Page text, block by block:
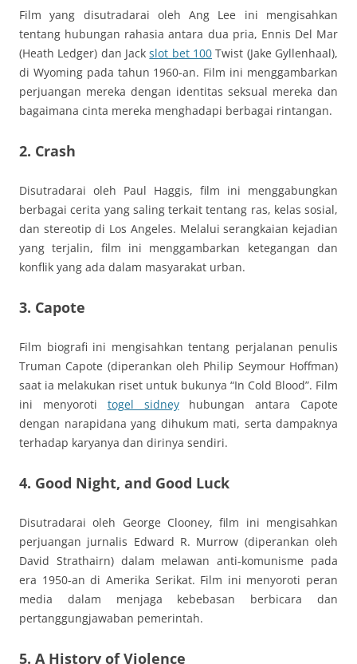
Film yang disutradarai oleh Ang Lee ini mengisahkan
tentang hubungan rahasia antara dua pria, Ennis Del Mar
(Heath Ledger) dan Jackslot bet 100 Twist (Jake Gyllenhaal),
di Wyoming pada tahun 1960-an. Film ini menggambarkan
perjuangan mereka dengan identitas seksual mereka dan
bagaimana cinta mereka menghadapi berbagai rintangan.
2. Crash
Disutradarai oleh Paul Haggis, film ini menggabungkan
berbagai cerita yang saling terkait tentang ras, kelas sosial,
dan stereotip di Los Angeles. Melalui serangkaian kejadian
yang terjalin, film ini menggambarkan ketegangan dan
konflik yang ada dalam masyarakat urban.
3. Capote
Film biografi ini mengisahkan tentang perjalanan penulis
Truman Capote (diperankan oleh Philip Seymour Hoffman)
saat ia melakukan riset untuk bukunya “In Cold Blood”. Film
ini menyoroti togel sidneyhubungan antara Capote
dengan narapidana yang dihukum mati, serta dampaknya
terhadap karyanya dan dirinya sendiri.
4. Good Night, and Good Luck
Disutradarai oleh George Clooney, film ini mengisahkan
perjuangan jurnalis Edward R. Murrow (diperankan oleh
David Strathairn) dalam melawan anti-komunisme pada
era 1950-an di Amerika Serikat. Film ini menyoroti peran
media dalam menjaga kebebasan berbicara dan
pertanggungjawaban pemerintah.
5. A History of Violence